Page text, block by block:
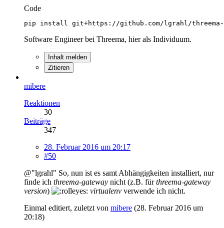
Code
pip install git+https://github.com/lgrahl/threema-
Software Engineer bei Threema, hier als Individuum.
Inhalt melden
Zitieren
mibere
Reaktionen
30
Beiträge
347
28. Februar 2016 um 20:17
#50
@"lgrahl" So, nun ist es samt Abhängigkeiten installiert, nur
finde ich threema-gateway nicht (z.B. fürthreema-gateway
version) virtualenv verwende ich nicht.
Einmal editiert, zuletzt von mibere (28. Februar 2016 um
20:18)